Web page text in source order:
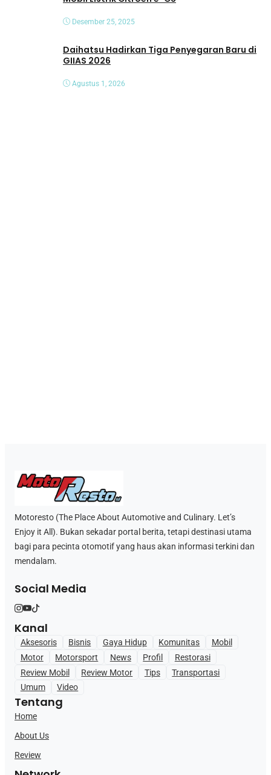
Desember 25, 2025
Daihatsu Hadirkan Tiga Penyegaran Baru di
GIIAS 2026
Agustus 1, 2026
Motoresto (The Place About Automotive and Culinary. Let’s
Enjoy it All). Bukan sekadar portal berita, tetapi destinasi utama
bagi para pecinta otomotif yang haus akan informasi terkini dan
mendalam.
Social Media
Kanal
Aksesoris Bisnis Gaya Hidup Komunitas
Mobil
Motor
Motorsport News Profil
Restorasi
Review Mobil
Review Motor Tips
Transportasi
Umum
Video
Tentang
Home
About Us
Review